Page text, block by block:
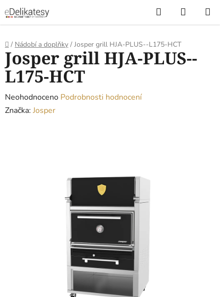
na
obsah
Hledat
KOŠÍK
Domů
/ Nádobí a doplňky / Josper grill HJA-PLUS--L175-HCT
Josper grill HJA-PLUS--
L175-HCT
Průměrné
hodnocení
Neohodnoceno Podrobnosti hodnocení
Značka: Josper